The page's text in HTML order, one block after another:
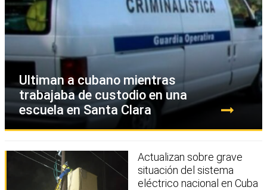
Ultiman a cubano mientras
trabajaba de custodio en una
escuela en Santa Clara
Actualizan sobre grave
situación del sistema
eléctrico nacional en Cuba